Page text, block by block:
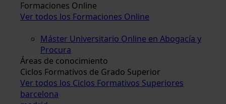
Formaciones Online
Ver todos los Formaciones Online
Máster Universitario Online en Abogacía y
Procura
Áreas de conocimiento
Ciclos Formativos de Grado Superior
Ver todos los Ciclos Formativos Superiores
barcelona